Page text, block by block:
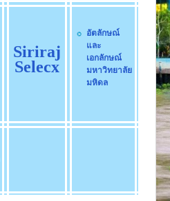
Siriraj
Selecx
อัตลักษณ์
และ
เอกลักษณ์
มหาวิทยาลัย
มหิดล